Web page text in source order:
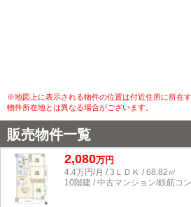
※地図上に表示される物件の位置は付近住所に所在
物件所在地とは異なる場合がございます。
販売物件一覧
2,080万円
4.4万円/月 / 3ＬＤＫ / 68.82㎡
10階建 / 中古マンション/鉄筋コ